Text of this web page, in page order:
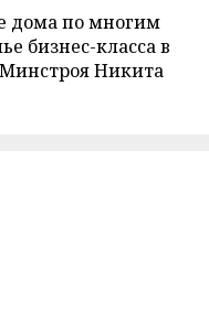
дома по многим
бизнес-класса в
Никита